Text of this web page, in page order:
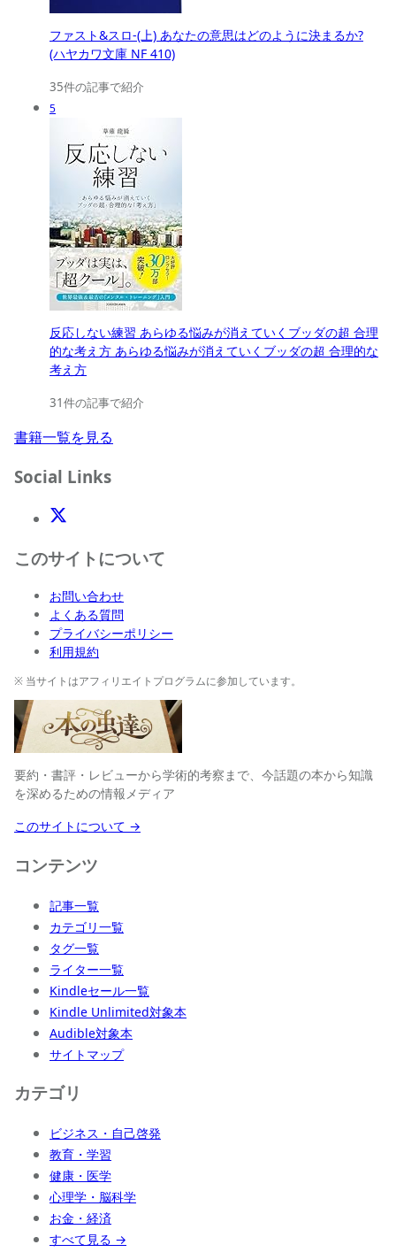
ファスト&スロ-(上) あなたの意思はどのように決まるか?
(ハヤカワ文庫 NF 410)
35件の記事で紹介
5
反応しない練習 あらゆる悩みが消えていくブッダの超 合理
的な考え方 あらゆる悩みが消えていくブッダの超 合理的な
考え方
31件の記事で紹介
書籍一覧を見る
Social Links
X(Twitter)
このサイトについて
お問い合わせ
よくある質問
プライバシーポリシー
利用規約
※ 当サイトはアフィリエイトプログラムに参加しています。
要約・書評・レビューから学術的考察まで、今話題の本から知識
を深めるための情報メディア
このサイトについて →
コンテンツ
記事一覧
カテゴリ一覧
タグ一覧
ライター一覧
Kindleセール一覧
Kindle Unlimited対象本
Audible対象本
サイトマップ
カテゴリ
ビジネス・自己啓発
教育・学習
健康・医学
心理学・脳科学
お金・経済
すべて見る →